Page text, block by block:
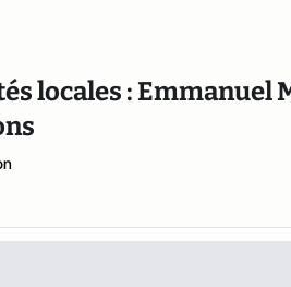
locales : Emmanuel